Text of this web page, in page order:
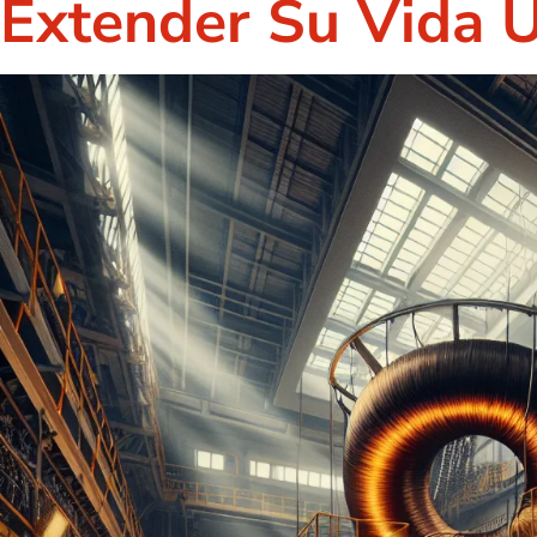
Extender Su Vida